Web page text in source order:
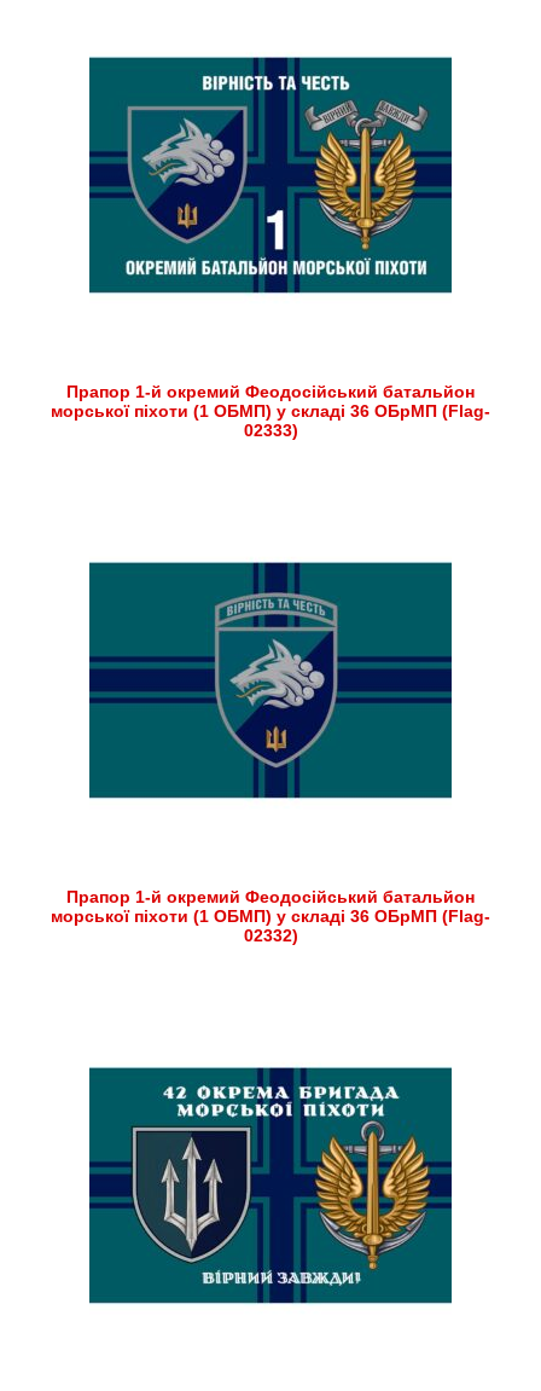
Прапор 1-й окремий Феодосійський батальйон
морської піхоти (1 ОБМП) у складі 36 ОБрМП (Flag-
02333)
Прапор 1-й окремий Феодосійський батальйон
морської піхоти (1 ОБМП) у складі 36 ОБрМП (Flag-
02332)